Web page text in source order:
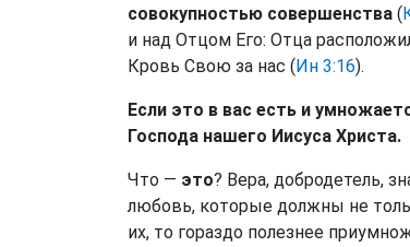
совокупностью совершенства (
и над Отцом Его: Отца
Кровь Свою за нас (Ин 3:16).
Если это в вас есть и
Господа нашего Иисуса Христа.
Что — это? Вера, добродетель,
любовь, которые должны не
их, то гораздо полезнее